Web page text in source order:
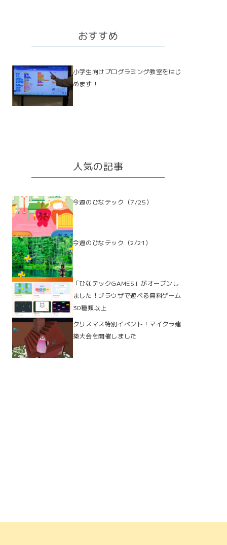
おすすめ
小学生向けプログラミング教室をはじ
めます！
人気の記事
今週のひなテック（7/25）
今週のひなテック（2/21）
「ひなテックGAMES」がオープンし
ました！ブラウザで遊べる無料ゲーム
30種類以上
クリスマス特別イベント！マイクラ建
築大会を開催しました